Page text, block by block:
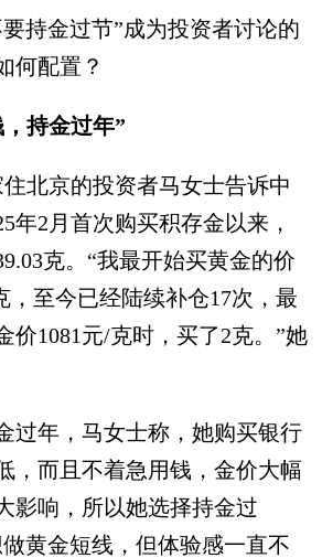
金过节”成为投资者讨论的
何配置？
持金过年”
京的投资者马女士告诉中
年2月首次购买积存金以来，
克。“我最开始买黄金的价
，至今已经陆续补仓17次，最
价1081元/克时，买了2克。”她
年，马女士称，她购买银行
，而且不着急用钱，金价大幅
影响，所以她选择持金过
黄金短线，但体验感一直不